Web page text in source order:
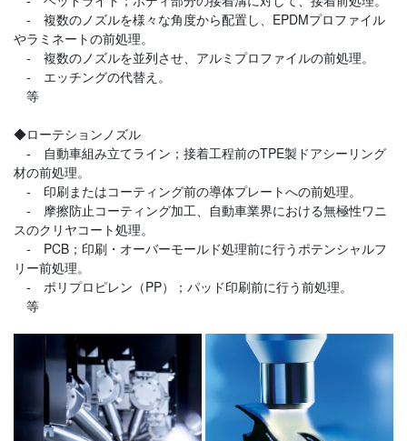
‐ 複数のノズルを様々な角度から配置し、EPDMプロファイル
やラミネートの前処理。
‐ 複数のノズルを並列させ、アルミプロファイルの前処理。
‐ エッチングの代替え。
等
◆ローテションノズル
‐ 自動車組み立てライン；接着工程前のTPE製ドアシーリング
材の前処理。
‐ 印刷またはコーティング前の導体プレートへの前処理。
‐ 摩擦防止コーティング加工、自動車業界における無極性ワニ
スのクリヤコート処理。
‐ PCB；印刷・オーバーモールド処理前に行うポテンシャルフ
リー前処理。
‐ ポリプロピレン（PP）；パッド印刷前に行う前処理。
等